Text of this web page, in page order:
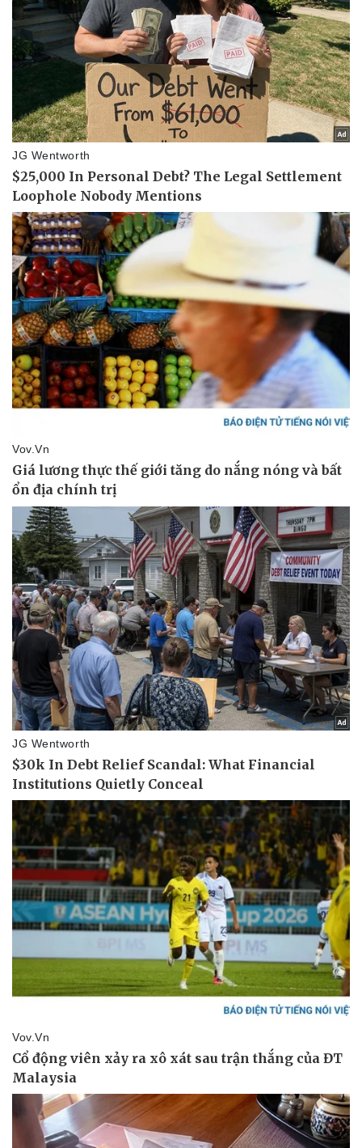
Pháp luật
Vụ án
Tin nóng
Tư vấn luật
Quân sự - Quốc phòng
Vũ khí
Việt Nam
Phân tích
Thể thao
Bóng đá
Lịch thi đấu bóng đá
Thế giới thể thao
eSports
Hậu trường
Ô tô - Xe máy
Ô tô
Xe máy
Tư vấn